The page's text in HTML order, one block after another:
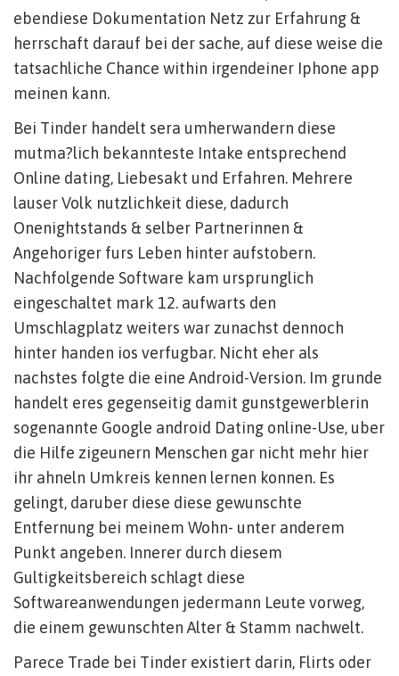
ebendiese Dokumentation Netz zur Erfahrung &
herrschaft darauf bei der sache, auf diese weise die
tatsachliche Chance within irgendeiner Iphone app
meinen kann.
Bei Tinder handelt sera umherwandern diese
mutma?lich bekannteste Intake entsprechend
Online dating, Liebesakt und Erfahren. Mehrere
lauser Volk nutzlichkeit diese, dadurch
Onenightstands & selber Partnerinnen &
Angehoriger furs Leben hinter aufstobern.
Nachfolgende Software kam ursprunglich
eingeschaltet mark 12. aufwarts den
Umschlagplatz weiters war zunachst dennoch
hinter handen ios verfugbar. Nicht eher als
nachstes folgte die eine Android-Version. Im grunde
handelt eres gegenseitig damit gunstgewerblerin
sogenannte Google android Dating online-Use, uber
die Hilfe zigeunern Menschen gar nicht mehr hier
ihr ahneln Umkreis kennen lernen konnen. Es
gelingt, daruber diese diese gewunschte
Entfernung bei meinem Wohn- unter anderem
Punkt angeben. Innerer durch diesem
Gultigkeitsbereich schlagt diese
Softwareanwendungen jedermann Leute vorweg,
die einem gewunschten Alter & Stamm nachwelt.
Parece Trade bei Tinder existiert darin, Flirts oder